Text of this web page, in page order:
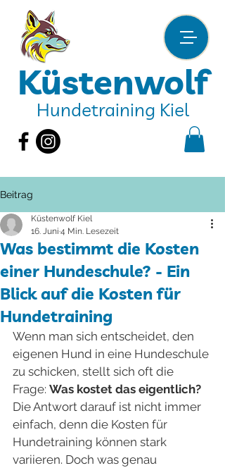
Hundetraining Kiel
Küstenwolf
Beitrag
Was bestimmt die Kosten
einer Hundeschule? - Ein
Blick auf die Kosten für
Hundetraining
Küstenwolf Kiel
16. Juni 4 Min. Lesezeit
Wenn man sich entscheidet, den
eigenen Hund in eine Hundeschule
zu schicken, stellt sich oft die
Frage: Was kostet das eigentlich?
Die Antwort darauf ist nicht immer
einfach, denn die Kosten für
Hundetraining können stark
variieren. Doch was genau